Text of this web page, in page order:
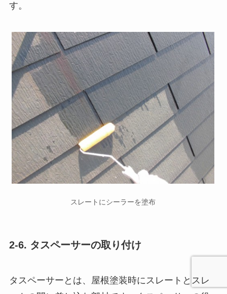
す。
スレートにシーラーを塗布
2-6. タスペーサーの取り付け
タスペーサーとは、屋根塗装時にスレートとスレ